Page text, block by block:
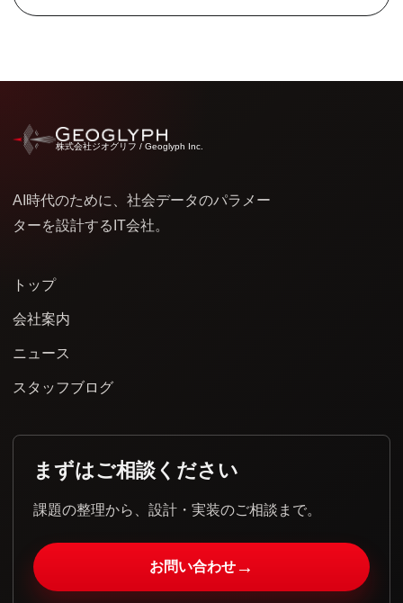
株式会社ジオグリフ / Geoglyph Inc.
AI時代のために、社会データのパラメー
ターを設計するIT会社。
トップ
会社案内
ニュース
スタッフブログ
まずはご相談ください
課題の整理から、設計・実装のご相談まで。
お問い合わせ →